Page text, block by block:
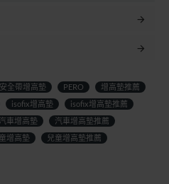
安全帶增高墊 PERO
增高墊推薦
isofix增高墊
isofix增高墊推薦
汽車增高墊
汽車增高墊推薦
增高墊 兒童增高墊推薦